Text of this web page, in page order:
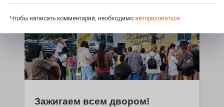
Зажигаем всем двором!
Чтобы написать комментарий, необходимо авторизоваться.